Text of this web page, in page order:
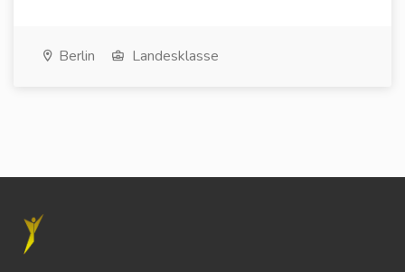
Berlin Landesklasse